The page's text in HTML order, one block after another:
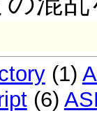
(1)
(6)